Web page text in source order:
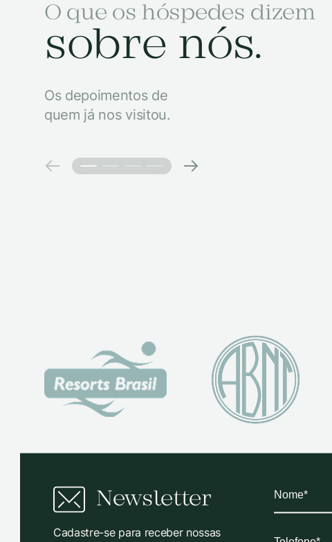
O que os hóspedes dizem
sobre nós.
Os depoimentos de
quem já nos visitou.
Newsletter
Cadastre-se para receber nossas